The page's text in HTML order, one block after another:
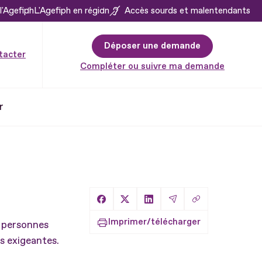
L'Agefiph en région Accès sourds et malentendants
Déposer une demande
Compléter ou suivre ma demande
exigeantes.
Partager sur Facebook
Partager sur X
Partager sur LinkedIn
Partager par Email
Copier le lien
Imprimer/télécharger